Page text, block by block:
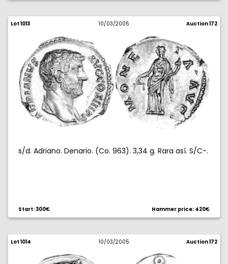
Lot 1013 10/03/2005 Auction 172
s/d. Adriano. Denario. (Co. 963). 3,34 g. Rara así. S/C-.
Start: 300€ Hammer price: 420€
Lot 1014 10/03/2005 Auction 172